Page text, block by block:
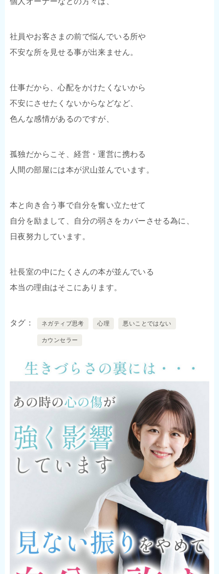
社員やお客さまの前で悩んでいる所や
不安な所を見せる事が出来ません。
仕事だから、心配をかけたくないから
不安にさせたくないからなどなど、
色んな感情があるのですが、
孤独だからこそ、経営・運営に携わる
人間の部屋には本が沢山並んでいます。
本と向き合う事で自分を奮い立たせて
自分を励まして、自分の弱さをカバーさせる為に、
日夜努力しています。
社長室の中にたくさんの本が並んでいる
本当の理由はそこにあります。
タグ ネガティブ思考 心理 悪いことではない
カウンセラー